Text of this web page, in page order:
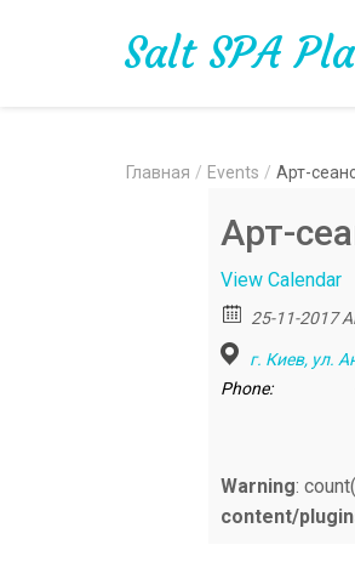
Salt SPA
Главная / Events / Арт-
Арт-
View Calendar
25-11-2017
г. Киев, ул.
Phone:
Warning:
content/